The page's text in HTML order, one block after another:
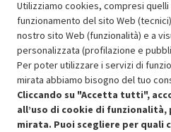
SCONTO
Approfitta dello sconto del 30%
Utilizziamo cookies, compresi
funzionamento del sito Web
nostro sito Web (funzionalità) e a
personalizzata (profilazione e
Per poter utilizzare i servizi di
mirata abbiamo bisogno del tuo
Cliccando su "Accetta tutti",
all’uso di cookie di
mirata. Puoi scegliere per quali